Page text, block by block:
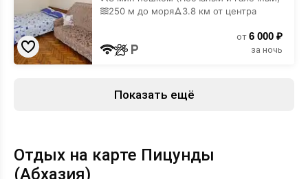
кв
42
на
карте
250 м до моря
3.8 км от центра
от 6 000 ₽
за ночь
Показать ещё
Отдых на карте Пицунды
(Абхазия)